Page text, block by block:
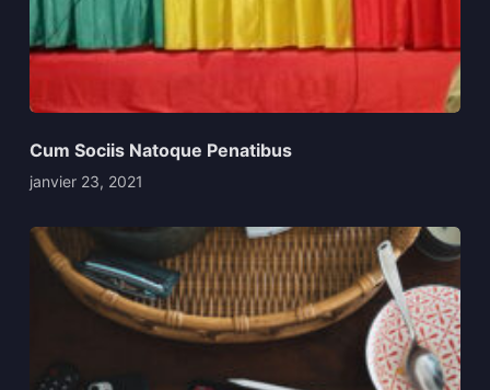
Cum Sociis Natoque Penatibus
janvier 23, 2021